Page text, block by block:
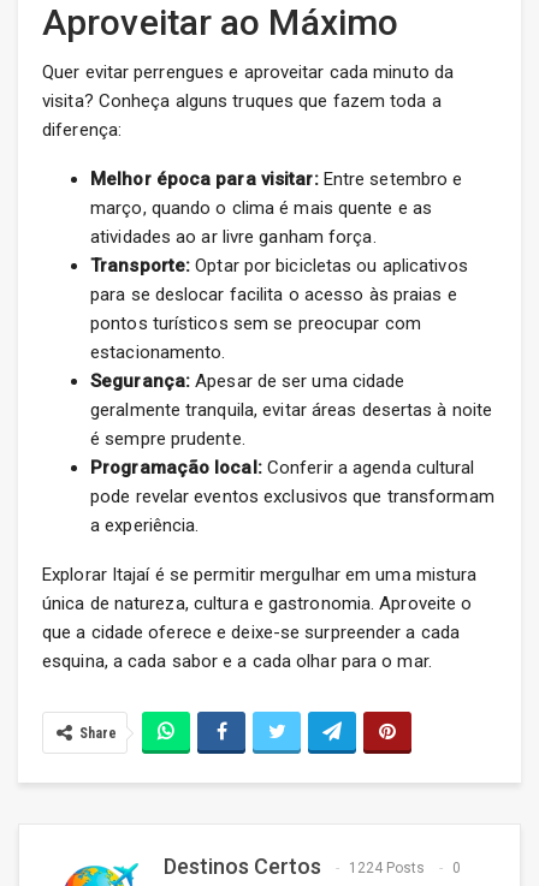
Aproveitar ao Máximo
Quer evitar perrengues e aproveitar cada minuto da
visita? Conheça alguns truques que fazem toda a
diferença:
Melhor época para visitar:Entre setembro e
março, quando o clima é mais quente e as
atividades ao ar livre ganham força.
Transporte: Optar por bicicletas ou aplicativos
para se deslocar facilita o acesso às praias e
pontos turísticos sem se preocupar com
estacionamento.
Segurança: Apesar de ser uma cidade
geralmente tranquila, evitar áreas desertas à noite
é sempre prudente.
Programação local:Conferir a agenda cultural
pode revelar eventos exclusivos que transformam
a experiência.
Explorar Itajaí é se permitir mergulhar em uma mistura
única de natureza, cultura e gastronomia. Aproveite o
que a cidade oferece e deixe-se surpreender a cada
esquina, a cada sabor e a cada olhar para o mar.
Share
Destinos Certos 1224 Posts 0